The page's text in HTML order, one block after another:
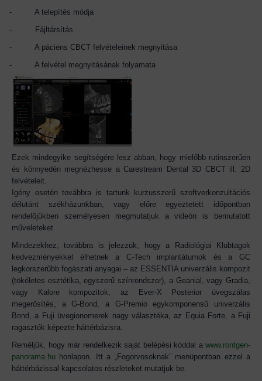
-
A telepítés módja
-
Fájltársítás
-
A páciens CBCT felvételeinek megnyitása
-
A felvétel megnyitásának folyamata
Ezek mindegyike segítségére lesz abban, hogy mielőbb rutinszerűen
és könnyedén megnézhesse a Carestream Dental 3D CBCT ill. 2D
felvételeit.
Igény esetén továbbra is tartunk kurzusszerű szoftverkonzultációs
délutánt székházunkban, vagy előre egyeztetett időpontban
rendelőjükben személyesen megmutatjuk a videón is bemutatott
műveleteket.
Mindezekhez, továbbra is jelezzük, hogy a Radiológiai Klubtagok
kedvezményekkel élhetnek a C-Tech implantátumok és a GC
legkorszerűbb fogászati anyagai – az ESSENTIA univerzális kompozit
(tökéletes esztétika, egyszerű színrendszer), a Geanial, vagy Gradia,
vagy Kalore kompozitok, az Ever-X Posterior üvegszálas
megerősítés, a G-Bond, a G-Premio egykomponensű univerzális
Bond, a Fuji üvegionomerek nagy választéka, az Equia Forte, a Fuji
ragasztók képezte háttérbázisra.
Reméljük, hogy már rendelkezik saját belépési kóddal a www.rontgen-
panorama.hu honlapon. Itt a „Fogorvosoknak”menüpontban ezzel a
háttérbázissal kapcsolatos részleteket mutatjuk be.